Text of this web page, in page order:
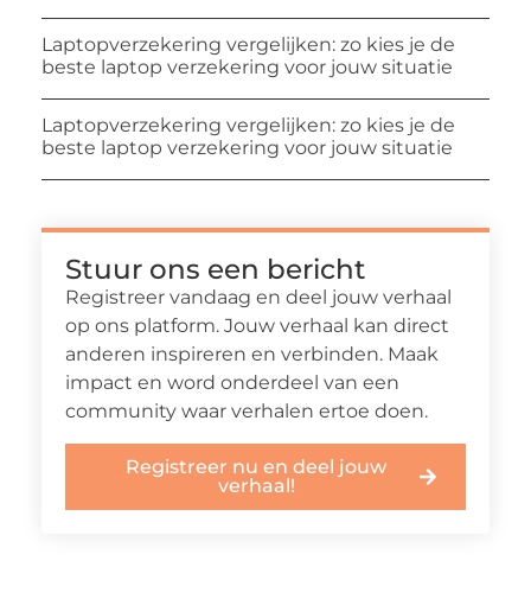
Laptopverzekering vergelijken: zo kies je de
beste laptop verzekering voor jouw situatie
Laptopverzekering vergelijken: zo kies je de
beste laptop verzekering voor jouw situatie
Stuur ons een bericht
Registreer vandaag en deel jouw verhaal
op ons platform. Jouw verhaal kan direct
anderen inspireren en verbinden. Maak
impact en word onderdeel van een
community waar verhalen ertoe doen.
Registreer nu en deel jouw
verhaal!